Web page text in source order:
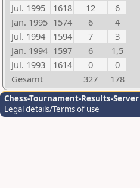
Jul. 1995
1618 12
6
Jan. 1995 1574 6
4
Jul. 1994
1594 7
3
Jan. 1994 1597 6
1,5
Jul. 1993
1614 0
0
Gesamt
327 178
Chess-Tournament-Results-Server
Legal details/Terms of use